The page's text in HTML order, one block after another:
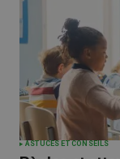
ASTUCES ET CONSEILS